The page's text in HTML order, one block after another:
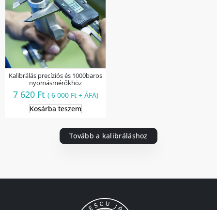
Kalibrálás precíziós és 1000baros
nyomásmérőkhöz
7 620 Ft ( 6 000 Ft+ ÁFA)
Kosárba teszem
Tovább a kalibráláshoz